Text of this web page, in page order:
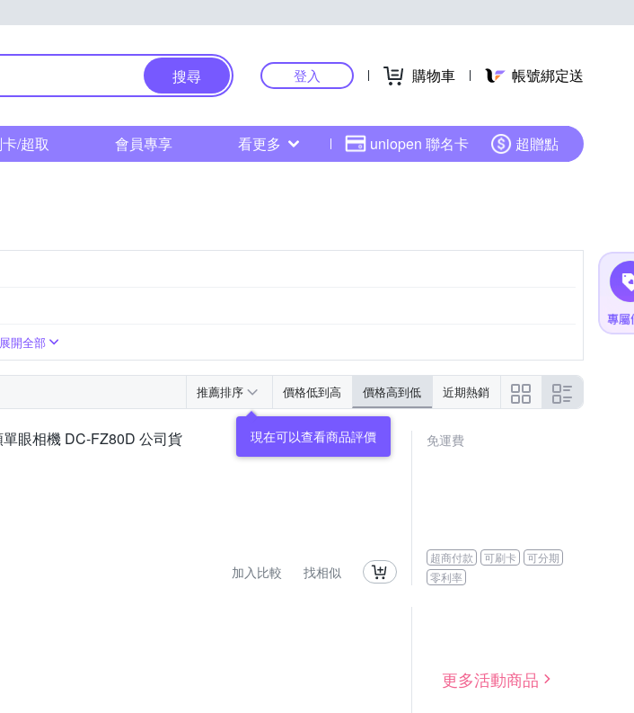
搜尋 登入 購物車 帳號綁定送
/超取 會員專享 看更多 uniopen 聯名卡 超贈點
展開全部
推薦排序 價格低到高 價格高到低 近期熱銷
現在可以查看商品評價
眼相機 DC-FZ80D 公司貨
加入比較 找相似
免運費
超商付款 可刷卡
可分期
零利率
更多活動商品